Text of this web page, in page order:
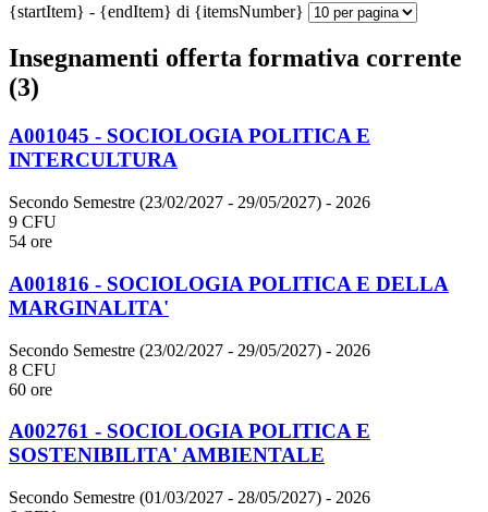
{startItem} - {endItem} di {itemsNumber}
Insegnamenti offerta formativa corrente
(3)
A001045 - SOCIOLOGIA POLITICA E
INTERCULTURA
Secondo Semestre (23/02/2027 - 29/05/2027) - 2026
9 CFU
54 ore
A001816 - SOCIOLOGIA POLITICA E DELLA
MARGINALITA'
Secondo Semestre (23/02/2027 - 29/05/2027) - 2026
8 CFU
60 ore
A002761 - SOCIOLOGIA POLITICA E
SOSTENIBILITA' AMBIENTALE
Secondo Semestre (01/03/2027 - 28/05/2027) - 2026